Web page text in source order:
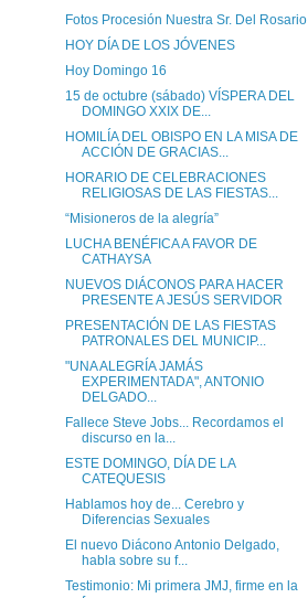
Fotos Procesión Nuestra Sr. Del Rosario
HOY DÍA DE LOS JÓVENES
Hoy Domingo 16
15 de octubre (sábado) VÍSPERA DEL
DOMINGO XXIX DE...
HOMILÍA DEL OBISPO EN LA MISA DE
ACCIÓN DE GRACIAS...
HORARIO DE CELEBRACIONES
RELIGIOSAS DE LAS FIESTAS...
“Misioneros de la alegría”
LUCHA BENÉFICA A FAVOR DE
CATHAYSA
NUEVOS DIÁCONOS PARA HACER
PRESENTE A JESÚS SERVIDOR
PRESENTACIÓN DE LAS FIESTAS
PATRONALES DEL MUNICIP...
"UNA ALEGRÍA JAMÁS
EXPERIMENTADA", ANTONIO
DELGADO...
Fallece Steve Jobs... Recordamos el
discurso en la...
ESTE DOMINGO, DÍA DE LA
CATEQUESIS
Hablamos hoy de... Cerebro y
Diferencias Sexuales
El nuevo Diácono Antonio Delgado,
habla sobre su f...
Testimonio: Mi primera JMJ, firme en la